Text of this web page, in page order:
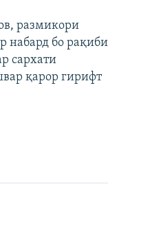
480p
360p
480p
размикори
набард бо рақиби
сархати
қарор гирифт